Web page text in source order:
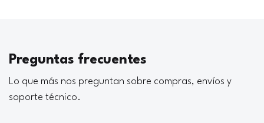
Preguntas frecuentes
Lo que más nos preguntan sobre compras, envíos y
soporte técnico.